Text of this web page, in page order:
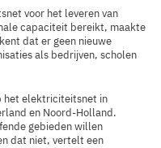
voor het leveren van
capaciteit bereikt, maakte
dat er geen nieuwe
als bedrijven, scholen
het elektriciteitsnet in
en Noord-Holland.
gebieden willen
dat niet, vertelt een